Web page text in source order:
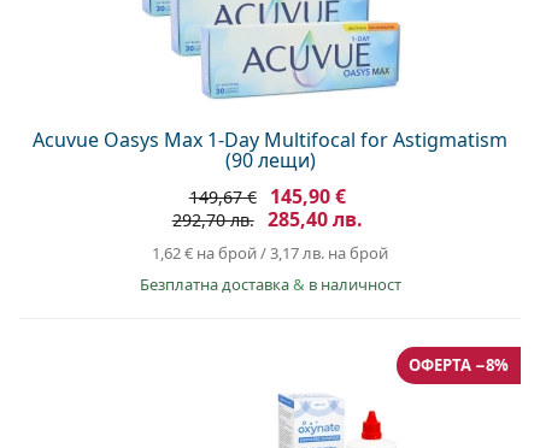
Acuvue Oasys Max 1-Day Multifocal for Astigmatism
(90 лещи)
149,67 € 145,90 €
292,70 лв. 285,40 лв.
1,62 € на брой/3,17 лв. на брой
Безплатна доставка& в наличност
ОФЕРТА −8%